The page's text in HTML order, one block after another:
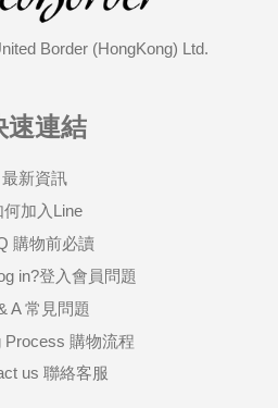
Border (HongKong) Ltd.
速連結
最新資訊
何加入Line
購物前必讀
in?登入會員問題
A 常見問題
Process 購物流程
us 聯絡客服